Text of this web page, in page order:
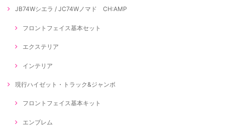
JB74Wシエラ / JC74Wノマド CH:AMP
フロントフェイス基本セット
エクステリア
インテリア
現行ハイゼット・トラック&ジャンボ
フロントフェイス基本キット
エンブレム